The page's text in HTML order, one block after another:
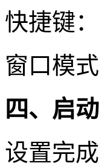
快捷键
窗口模
四、启
设置完